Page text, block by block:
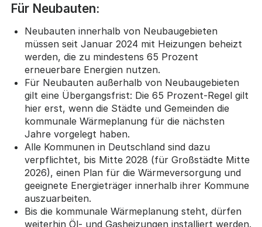
Für Neubauten:
Neubauten innerhalb von Neubaugebieten
müssen seit Januar 2024 mit Heizungen beheizt
werden, die zu mindestens 65 Prozent
erneuerbare Energien nutzen.
Für Neubauten außerhalb von Neubaugebieten
gilt eine Übergangsfrist: Die 65 Prozent-Regel gilt
hier erst, wenn die Städte und Gemeinden die
kommunale Wärmeplanung für die nächsten
Jahre vorgelegt haben.
Alle Kommunen in Deutschland sind dazu
verpflichtet, bis Mitte 2028 (für Großstädte Mitte
2026), einen Plan für die Wärmeversorgung und
geeignete Energieträger innerhalb ihrer Kommune
auszuarbeiten.
Bis die kommunale Wärmeplanung steht, dürfen
weiterhin Öl- und Gasheizungen installiert werden.